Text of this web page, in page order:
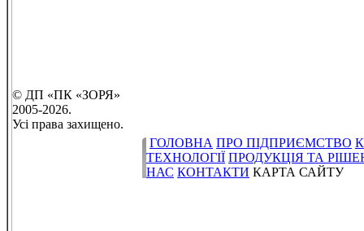
© ДП «ПК «ЗОРЯ»
2005-2026.
Усі права захищено.
ГОЛОВНА ПРО ПІДПРИЄМСТВО
ТЕХНОЛОГІЇ ПРОДУКЦІЯ ТА
НАС КОНТАКТИ КАРТА САЙТУ